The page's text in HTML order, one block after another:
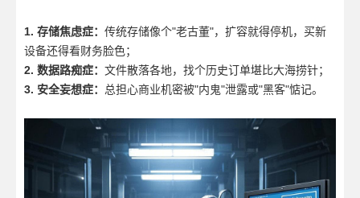
1. 存储焦虑症： 传统存储像个"老古董"，扩容就得停机，买新
设备还得看财务脸色；
2. 数据路痴症： 文件散落各地，找个历史订单堪比大海捞针；
3. 安全妄想症： 总担心商业机密被"内鬼"泄露或"黑客"惦记。